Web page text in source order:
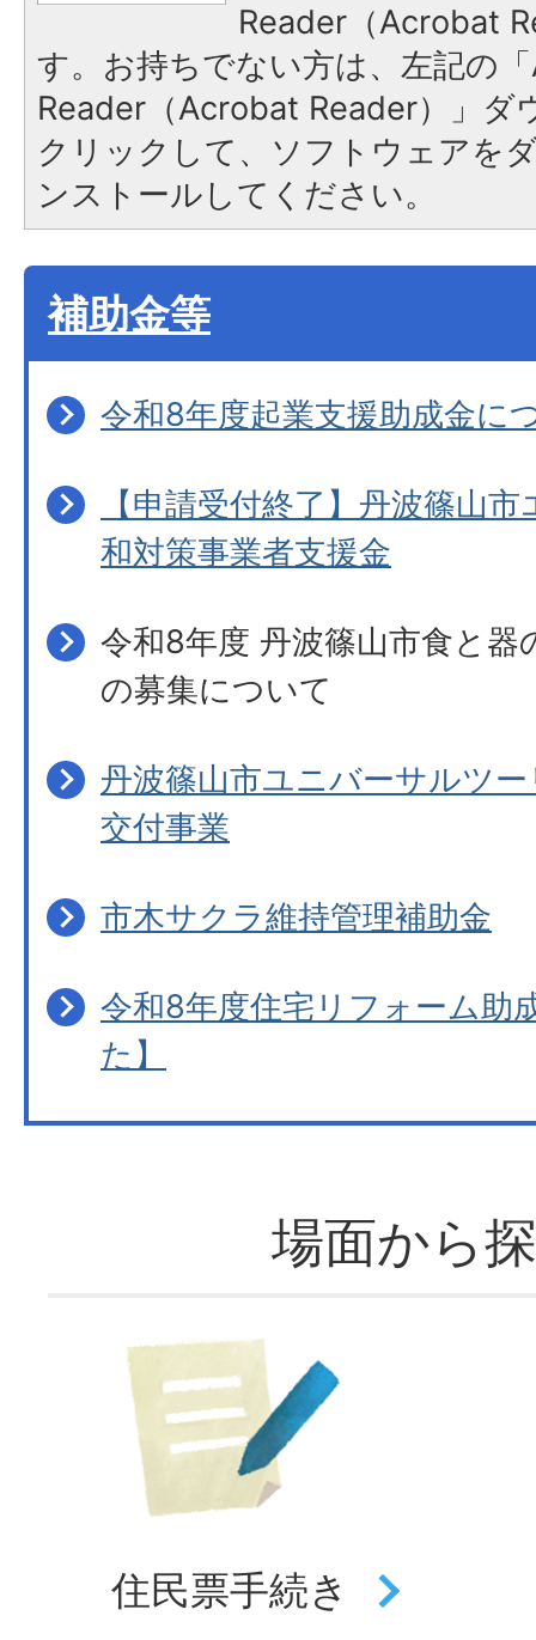
Reader（Acrobat
す。お持ちでない方は、左記の
Reader（Acrobat Reader）」ダ
クリックして、ソフトウェアを
ンストールしてください。
補助金等
令和8年度起業支援助成金に
【申請受付終了】丹波篠山
和対策事業者支援金
令和8年度 丹波篠山市食と器
の募集について
丹波篠山市ユニバーサルツ
交付事業
市木サクラ維持管理補助金
令和8年度住宅リフォーム助
た】
場面から
住民票手続き